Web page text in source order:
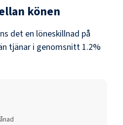
könen
det en löneskillnad på
tjänar i genomsnitt 1.2%